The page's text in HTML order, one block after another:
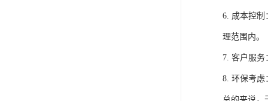
6. 成本控制
理范围内。
7. 客户服务
8. 环保考虑